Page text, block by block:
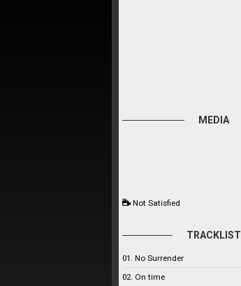
MEDIA
Not Satisfied
TRACKLIST
01. No Surrender
02. On time